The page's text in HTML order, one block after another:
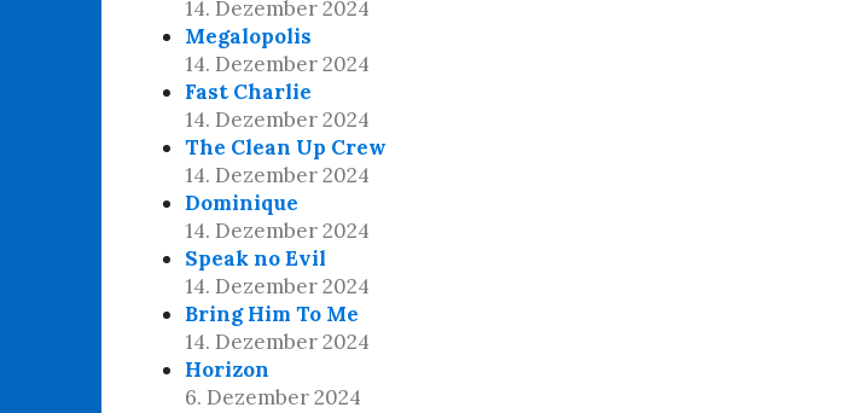
14. Dezember 2024
Megalopolis
14. Dezember 2024
Fast Charlie
14. Dezember 2024
The Clean Up Crew
14. Dezember 2024
Dominique
14. Dezember 2024
Speak no Evil
14. Dezember 2024
Bring Him To Me
14. Dezember 2024
Horizon
6. Dezember 2024